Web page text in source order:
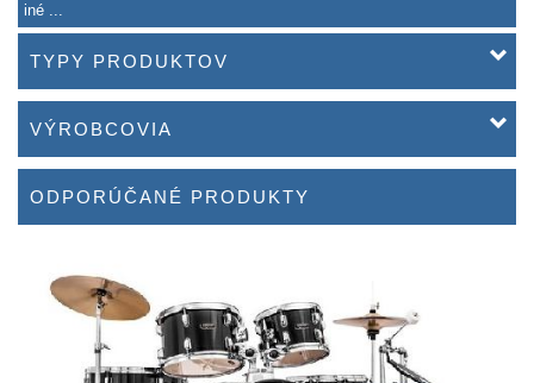
iné ...
TYPY PRODUKTOV
VÝROBCOVIA
ODPORÚČANÉ PRODUKTY